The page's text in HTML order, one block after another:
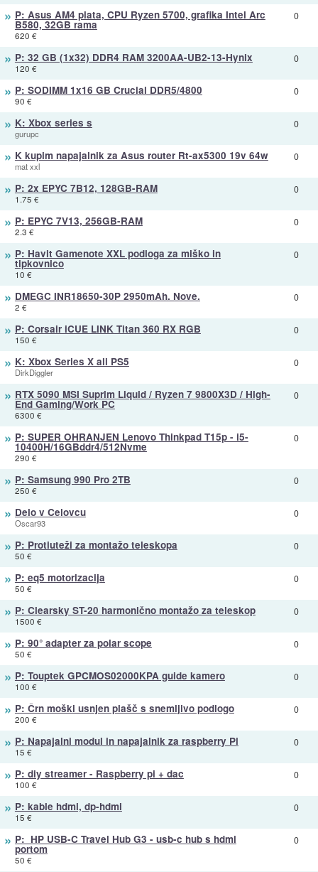
» P: Asus AM4 plata, CPU Ryzen 5700, grafika Intel Arc
B580, 32GB rama
620 €
0
» P: 32 GB (1x32) DDR4 RAM 3200AA-UB2-13-Hynix
120 €
0
» P: SODIMM 1x16 GB Crucial DDR5/4800
90 €
0
» K: Xbox series s
gurupc
0
» K kupim napajalnik za Asus router Rt-ax5300 19v 64w
mat xxl
0
» P: 2x EPYC 7B12, 128GB-RAM
1.75 €
0
» P: EPYC 7V13, 256GB-RAM
2.3 €
0
» P: Havit Gamenote XXL podloga za miško in
tipkovnico
10 €
0
» DMEGC INR18650-30P 2950mAh. Nove.
2 €
0
» P: Corsair iCUE LINK Titan 360 RX RGB
150 €
0
» K: Xbox Series X ali PS5
DirkDiggler
0
» RTX 5090 MSI Suprim Liquid / Ryzen 7 9800X3D / High-
End Gaming/Work PC
6300 €
0
» P: SUPER OHRANJEN Lenovo Thinkpad T15p - i5-
10400H/16GBddr4/512Nvme
290 €
0
» P: Samsung 990 Pro 2TB
250 €
0
» Delo v Celovcu
Oscar93
0
» P: Protiuteži za montažo teleskopa
50 €
0
» P: eq5 motorizacija
50 €
0
» P: Clearsky ST-20 harmonično montažo za teleskop
1500 €
0
» P: 90° adapter za polar scope
50 €
0
» P: Touptek GPCMOS02000KPA guide kamero
100 €
0
» P: Črn moški usnjen plašč s snemljivo podlogo
200 €
0
» P: Napajalni modul in napajalnik za raspberry Pi
15 €
0
» P: diy streamer - Raspberry pi + dac
100 €
0
» P: kable hdmi, dp-hdmi
15 €
0
» P: HP USB-C Travel Hub G3 - usb-c hub s hdmi
portom
50 €
0